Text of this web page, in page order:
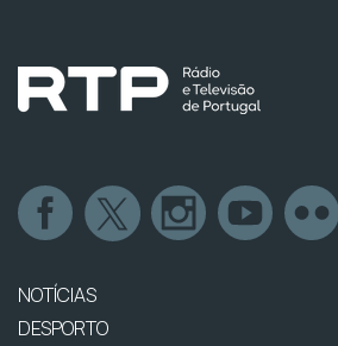
NOTÍCIAS
DESPORTO